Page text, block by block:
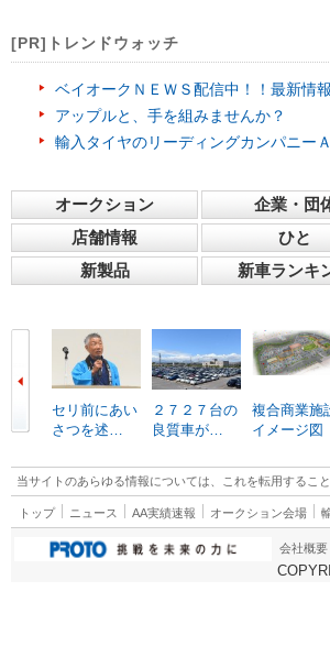
[PR]トレンドウォッチ
ベイオークＮＥＷＳ配信中！！最新情
アップルと、手を組みませんか？
輸入タイヤのリーディングカンパニー
オークション 企業・団
店舗情報
ひと
新製品
新車ランキ
セリ前にあい
さつを述…
２７２７台の
良質車が…
複合商業施
イメージ図
当サイトのあらゆる情報については、これを転用するこ
トップ ニュース AA実績速報 オークション会場
会社概要